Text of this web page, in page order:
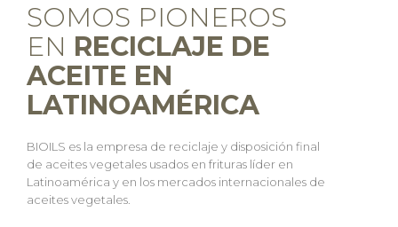
SOMOS PIONEROS
EN RECICLAJE DE
ACEITE EN
LATINOAMÉRICA
BIOILS es la empresa de reciclaje y disposición final
de aceites vegetales usados en frituras líder en
Latinoamérica y en los mercados internacionales de
aceites vegetales.